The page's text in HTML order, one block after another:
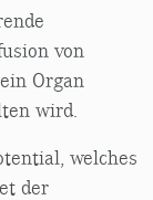
von
Organ
wird.
welches
der